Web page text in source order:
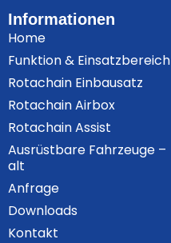
Informationen
Home
Funktion & Einsatzbereich
Rotachain Einbausatz
Rotachain Airbox
Rotachain Assist
Ausrüstbare Fahrzeuge –
alt
Anfrage
Downloads
Kontakt